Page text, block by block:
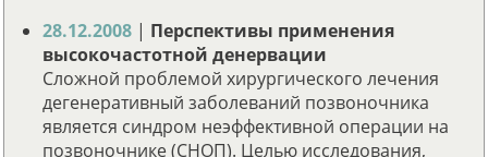
28.12.2008 | Перспективы применения
высокочастотной денервации
Сложной проблемой хирургического лечения
дегенеративный заболеваний позвоночника
является синдром неэффективной операции на
позвоночнике (СНОП). Целью исследования,